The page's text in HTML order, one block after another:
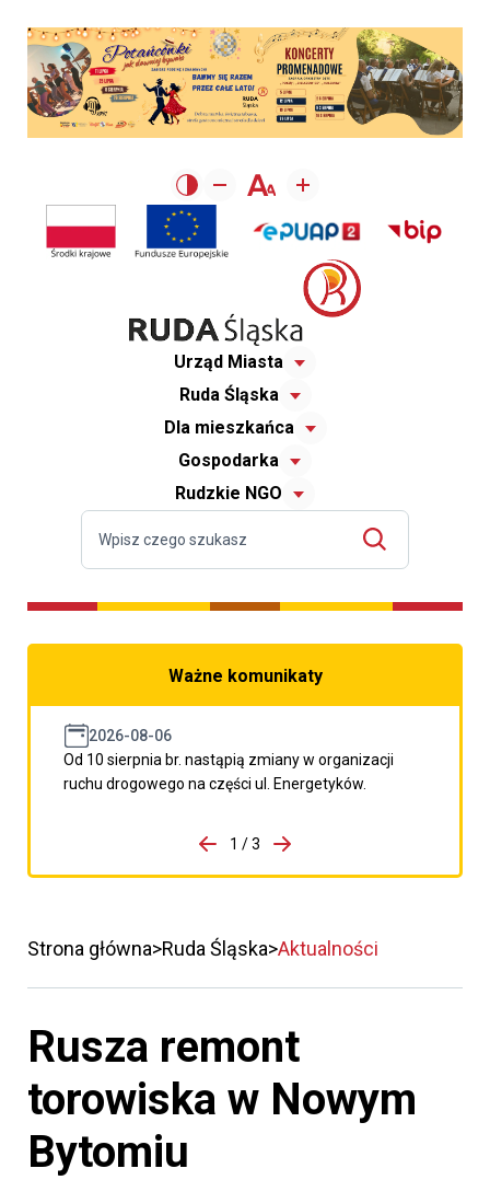
Urząd Miasta
Ruda Śląska
Dla mieszkańca
Gospodarka
Rudzkie NGO
Ważne komunikaty
2026-08-06
Od 10 sierpnia br. nastąpią zmiany w organizacji
ruchu drogowego na części ul. Energetyków.
porzpedniego komunikatu
1 / 3
Przejdź do następnego
Strona główna Ruda Śląska Aktualności
Rusza remont
torowiska w Nowym
Bytomiu